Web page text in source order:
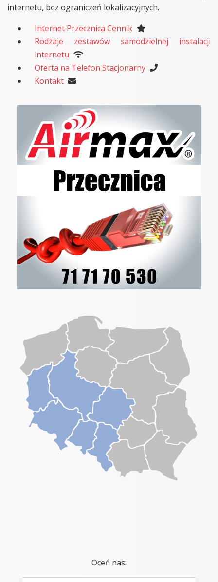
internetu, bez ograniczeń lokalizacyjnych.
Internet Przecznica Cennik
Rodzaje zestawów samodzielnej instalacji
internetu
Oferta na Telefon Stacjonarny
Kontakt
Oceń nas: